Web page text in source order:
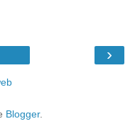
›
Blogger.